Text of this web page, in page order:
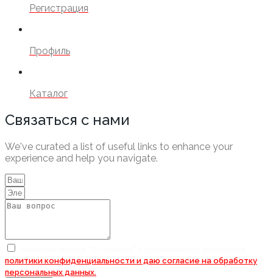
Регистрация
Профиль
Каталог
Связаться с нами
We've curated a list of useful links to enhance your
experience and help you navigate.
политики конфиденциальности и даю согласие на обработку
персональных данных.